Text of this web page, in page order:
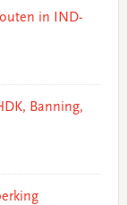
in IND-
Banning,